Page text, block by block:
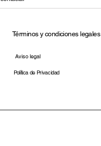
Términos y condiciones legales​
Aviso legal
Política de Privacidad